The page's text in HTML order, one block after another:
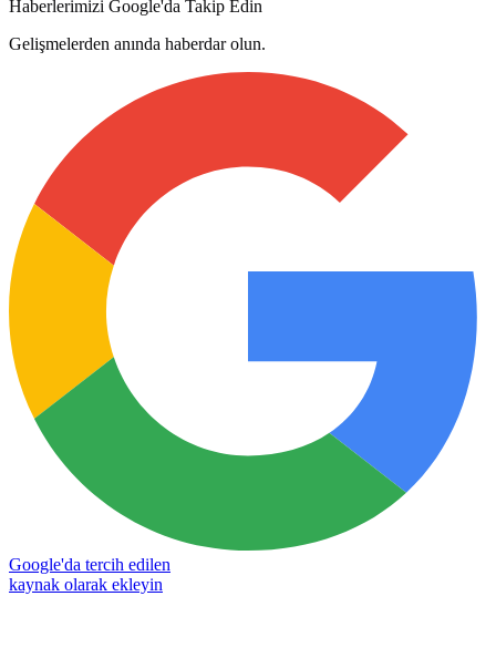
Haberlerimizi Google'da Takip Edin
Gelişmelerden anında haberdar olun.
Google'da tercih edilen
kaynak olarak ekleyin